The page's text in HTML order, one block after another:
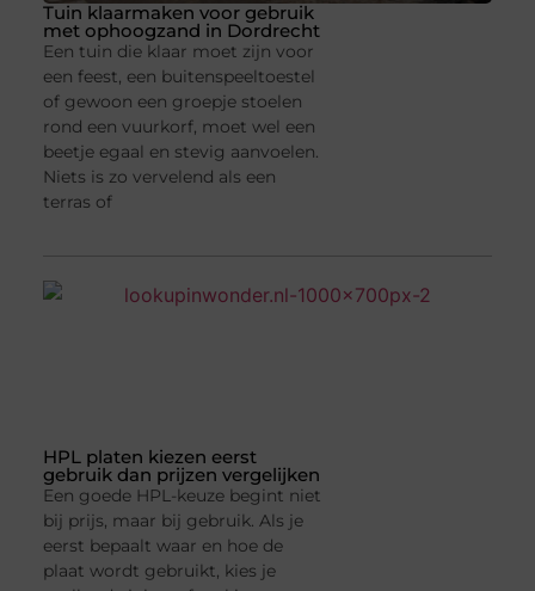
Tuin klaarmaken voor gebruik
met ophoogzand in Dordrecht
Een tuin die klaar moet zijn voor
een feest, een buitenspeeltoestel
of gewoon een groepje stoelen
rond een vuurkorf, moet wel een
beetje egaal en stevig aanvoelen.
Niets is zo vervelend als een
terras of
HPL platen kiezen eerst
gebruik dan prijzen vergelijken
Een goede HPL-keuze begint niet
bij prijs, maar bij gebruik. Als je
eerst bepaalt waar en hoe de
plaat wordt gebruikt, kies je